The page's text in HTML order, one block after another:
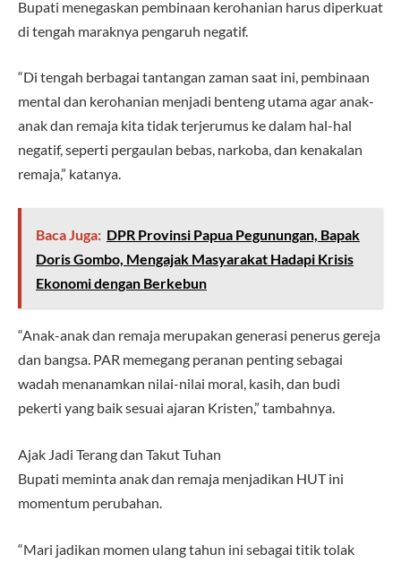
Bupati menegaskan pembinaan kerohanian harus diperkuat
di tengah maraknya pengaruh negatif.
“Di tengah berbagai tantangan zaman saat ini, pembinaan
mental dan kerohanian menjadi benteng utama agar anak-
anak dan remaja kita tidak terjerumus ke dalam hal-hal
negatif, seperti pergaulan bebas, narkoba, dan kenakalan
remaja,” katanya.
Baca Juga: DPR Provinsi Papua Pegunungan, Bapak
Doris Gombo, Mengajak Masyarakat Hadapi Krisis
Ekonomi dengan Berkebun
“Anak-anak dan remaja merupakan generasi penerus gereja
dan bangsa. PAR memegang peranan penting sebagai
wadah menanamkan nilai-nilai moral, kasih, dan budi
pekerti yang baik sesuai ajaran Kristen,” tambahnya.
Ajak Jadi Terang dan Takut Tuhan
Bupati meminta anak dan remaja menjadikan HUT ini
momentum perubahan.
“Mari jadikan momen ulang tahun ini sebagai titik tolak